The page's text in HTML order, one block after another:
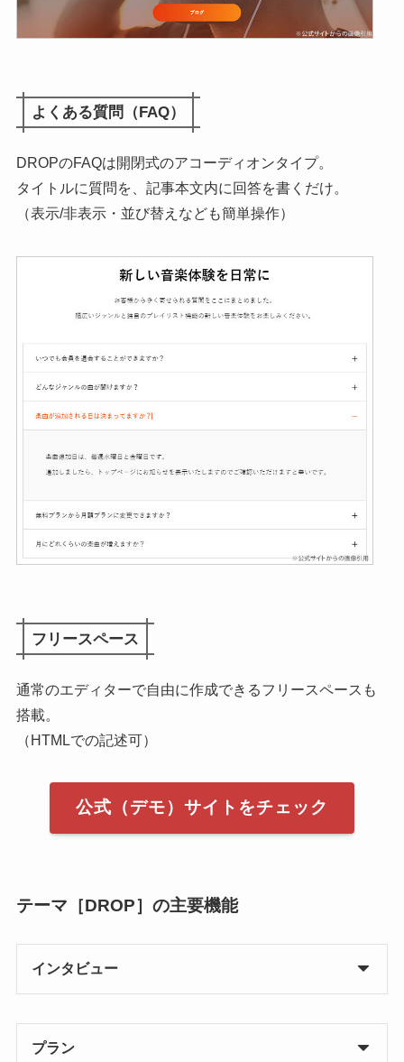
よくある質問（FAQ）
DROPのFAQは開閉式のアコーディオンタイプ。
タイトルに質問を、記事本文内に回答を書くだけ。
（表示/非表示・並び替えなども簡単操作）
フリースペース
通常のエディターで自由に作成できるフリースペースも
搭載。
（HTMLでの記述可）
公式（デモ）サイトをチェック
テーマ［DROP］の主要機能
インタビュー
プラン